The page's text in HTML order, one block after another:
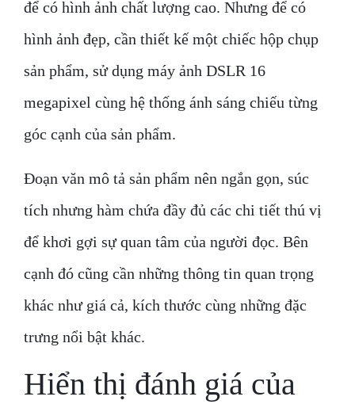
để có hình ảnh chất lượng cao. Nhưng để có
hình ảnh đẹp, cần thiết kế một chiếc hộp chụp
sản phẩm, sử dụng máy ảnh DSLR 16
megapixel cùng hệ thống ánh sáng chiếu từng
góc cạnh của sản phẩm.
Đoạn văn mô tả sản phẩm nên ngắn gọn, súc
tích nhưng hàm chứa đầy đủ các chi tiết thú vị
để khơi gợi sự quan tâm của người đọc. Bên
cạnh đó cũng cần những thông tin quan trọng
khác như giá cả, kích thước cùng những đặc
trưng nổi bật khác.
Hiển thị đánh giá của